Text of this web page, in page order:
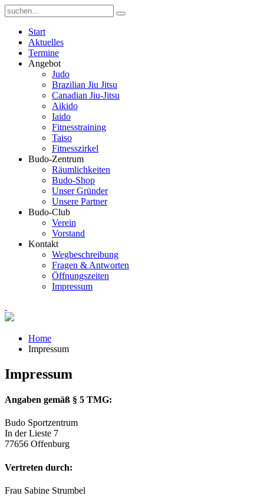
Start
Aktuelles
Termine
Angebot
Judo
Brazilian Jiu Jitsu
Canadian Jiu-Jitsu
Aikido
Iaido
Fitnesstraining
Taiso
Fitnesszirkel
Budo-Zentrum
Räumlichkeiten
Budo-Shop
Unser Gründer
Unsere Partner
Budo-Club
Verein
Vorstand
Kontakt
Wegbeschreibung
Fragen & Antworten
Öffnungszeiten
Impressum
Home
Impressum
Impressum
Angaben gemäß § 5 TMG:
Budo Sportzentrum
In der Lieste 7
77656 Offenburg
Vertreten durch:
Frau Sabine Strumbel